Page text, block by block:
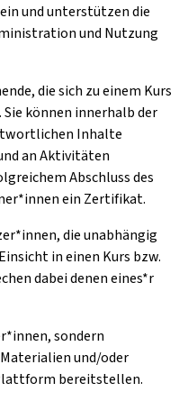
und unterstützen die
und Nutzung
die sich zu einem Kurs
können innerhalb der
Inhalte
an Aktivitäten
Abschluss des
ein Zertifikat.
die unabhängig
in einen Kurs bzw.
dabei denen eines*r
sondern
und/oder
bereitstellen.